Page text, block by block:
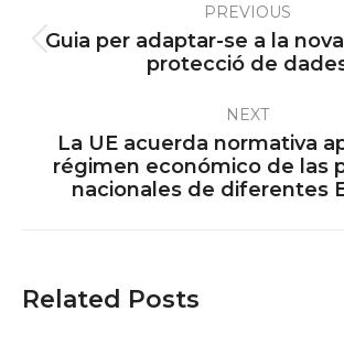
navigationPREVIOUS
Previous
post:
Guia per adaptar-se a la
protecció de
NEXT
Next
post:
La UE acuerda normativa
régimen económico de las
nacionales de diferentes
Related Posts